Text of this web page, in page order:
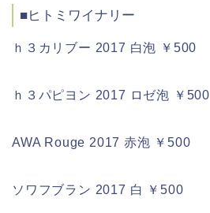
■ヒトミワイナリー
ｈ３カリブー 2017 白泡 ￥500
ｈ３パピヨン 2017 ロゼ泡 ￥500
AWA Rouge 2017 赤泡 ￥500
ソワフブラン 2017 白 ￥500